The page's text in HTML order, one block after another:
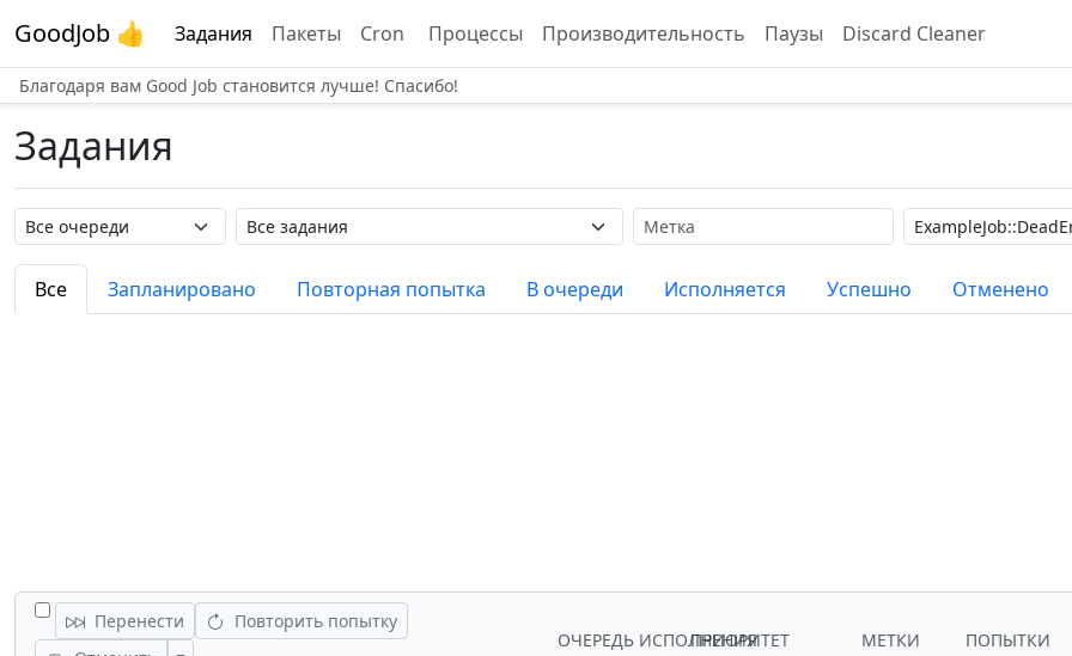
GoodJob 👍 Задания Пакеты Cron Процессы Производительность Паузы Discard Cleaner
Благодаря вам Good Job становится лучше! Спасибо!
Задания
Название очереди Название задания Метка Поиск
Все Запланировано Повторная попытка В очереди Исполняется Успешно Отменено
ПЕРЕКЛЮЧИТЬ ВСЕ ЗАДАНИЯ
Перенести
Повторить попытку
ОЧЕРЕДЬ ИСПОЛНЕНИЯ
ПРИОРИТЕТ МЕТКИ ПОПЫТКИ